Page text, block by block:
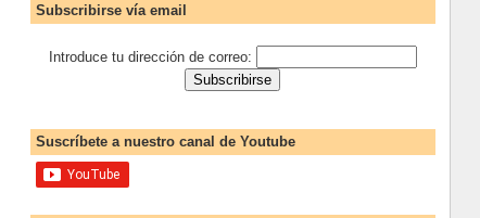
Subscribirse vía email
Introduce tu dirección de correo:
Suscríbete a nuestro canal de Youtube